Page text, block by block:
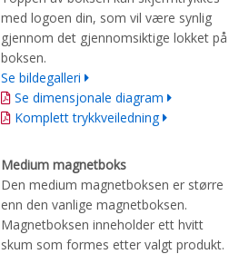
med logoen din, som vil være synlig
gjennom det gjennomsiktige lokket på
boksen.
Se bildegalleri
Se dimensjonale diagram
Komplett trykkveiledning
Medium magnetboks
Den medium magnetboksen er større
enn den vanlige magnetboksen.
Magnetboksen inneholder ett hvitt
skum som formes etter valgt produkt.